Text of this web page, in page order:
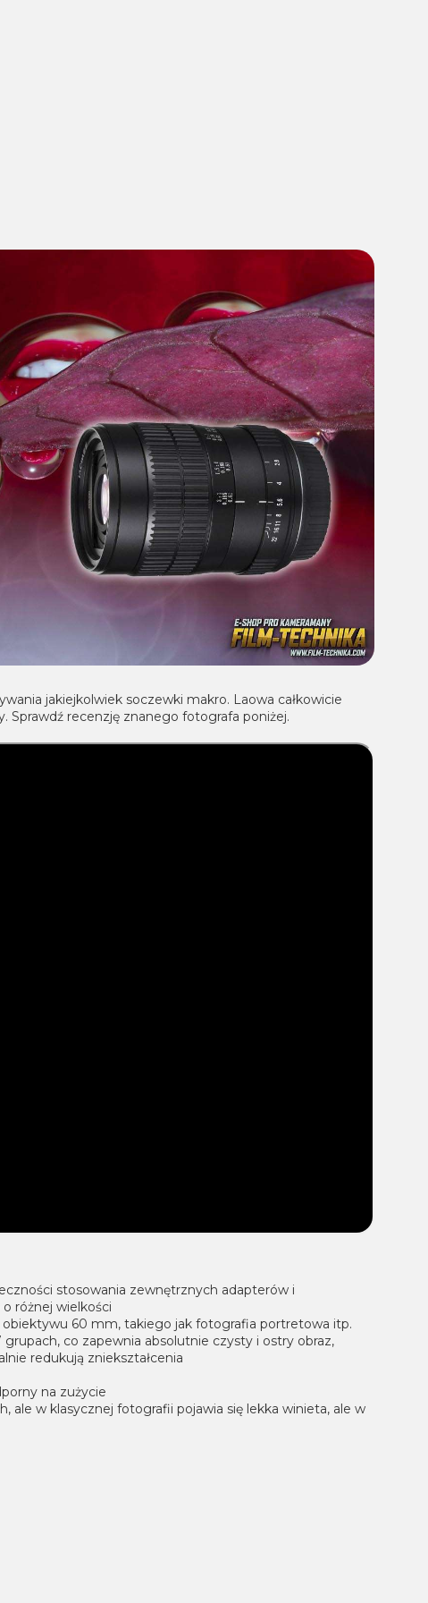
jakiejkolwiek soczewki makro. Laowa całkowicie
Sprawdź recenzję znanego fotografa poniżej.
stosowania zewnętrznych adapterów i
różnej wielkości
60 mm, takiego jak fotografia portretowa itp.
co zapewnia absolutnie czysty i ostry obraz,
redukują zniekształcenia
na zużycie
w klasycznej fotografii pojawia się lekka winieta, ale w